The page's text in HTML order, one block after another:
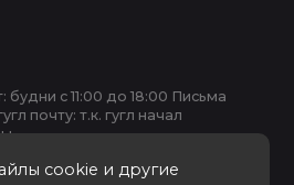
cookie и другие
с 11:00 до 18:00 Письма
почту: т.к. гугл начал